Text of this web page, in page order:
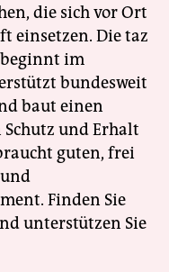
die sich vor Ort
einsetzen. Die taz
im
bundesweit
baut einen
und Erhalt
guten, frei
Finden Sie
unterstützen Sie